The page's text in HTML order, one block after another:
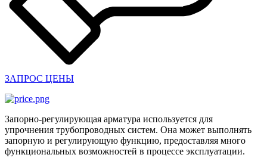
ЗАПРОС ЦЕНЫ
Запорно-регулирующая арматура используется для
упрочнения трубопроводных систем. Она может выполнять
запорную и регулирующую функцию, предоставляя много
функциональных возможностей в процессе эксплуатации.